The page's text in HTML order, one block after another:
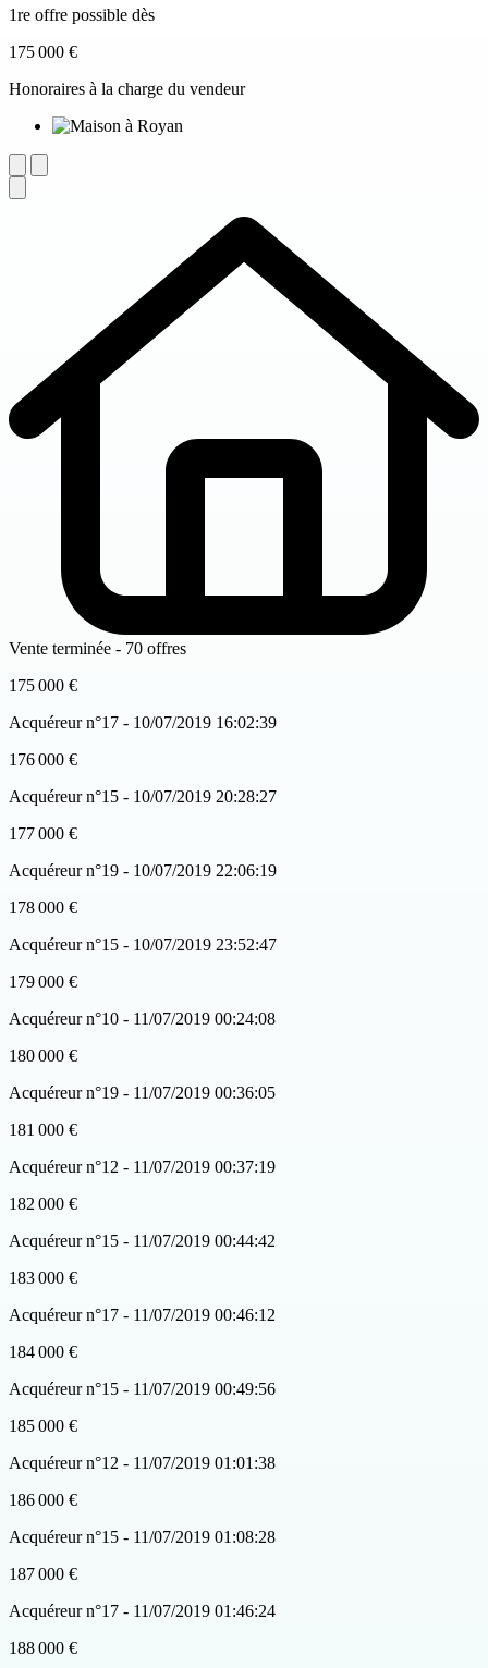
1re offre possible dès
175 000 €
Honoraires à la charge du vendeur
Vente terminée - 70 offres
175 000 €
Acquéreur n°17 - 10/07/2019 16:02:39
176 000 €
Acquéreur n°15 - 10/07/2019 20:28:27
177 000 €
Acquéreur n°19 - 10/07/2019 22:06:19
178 000 €
Acquéreur n°15 - 10/07/2019 23:52:47
179 000 €
Acquéreur n°10 - 11/07/2019 00:24:08
180 000 €
Acquéreur n°19 - 11/07/2019 00:36:05
181 000 €
Acquéreur n°12 - 11/07/2019 00:37:19
182 000 €
Acquéreur n°15 - 11/07/2019 00:44:42
183 000 €
Acquéreur n°17 - 11/07/2019 00:46:12
184 000 €
Acquéreur n°15 - 11/07/2019 00:49:56
185 000 €
Acquéreur n°12 - 11/07/2019 01:01:38
186 000 €
Acquéreur n°15 - 11/07/2019 01:08:28
187 000 €
Acquéreur n°17 - 11/07/2019 01:46:24
188 000 €